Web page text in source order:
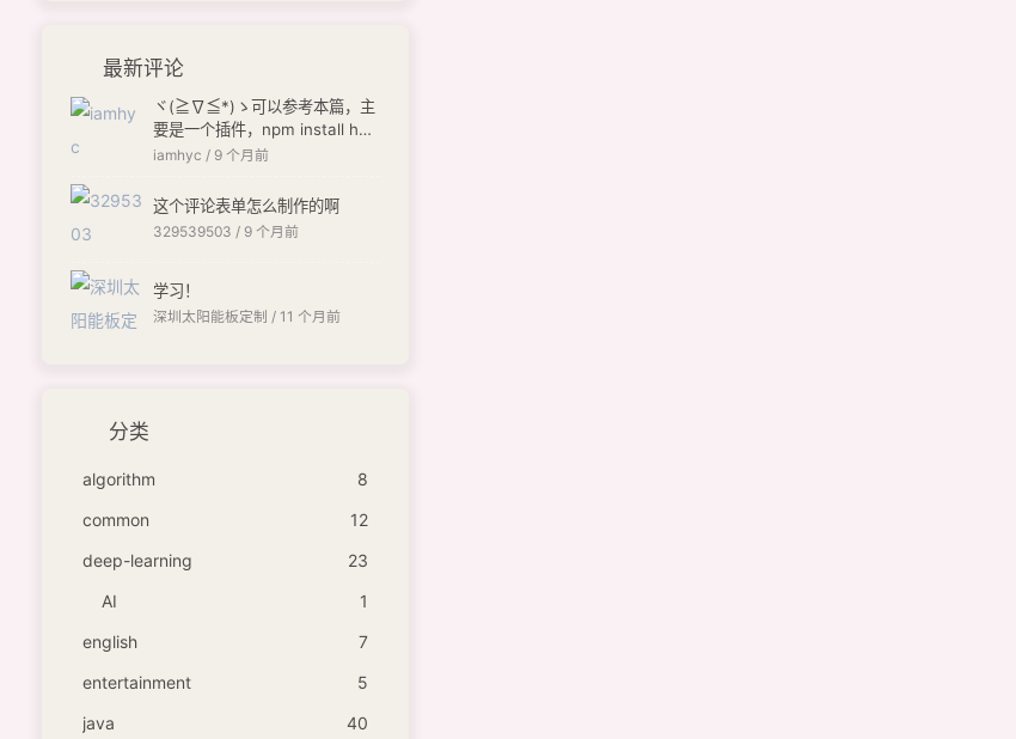
最新评论
ヾ(≧∇≦*)ゝ可以参考本篇，主
要是一个插件，npm install hex
o-butterfly-envelope --save
iamhyc / 9 个月前
这个评论表单怎么制作的啊
329539503 / 9 个月前
学习！
深圳太阳能板定制 / 11 个月前
分类
algorithm
8
common
12
deep-learning
23
AI
1
english
7
entertainment
5
java
40